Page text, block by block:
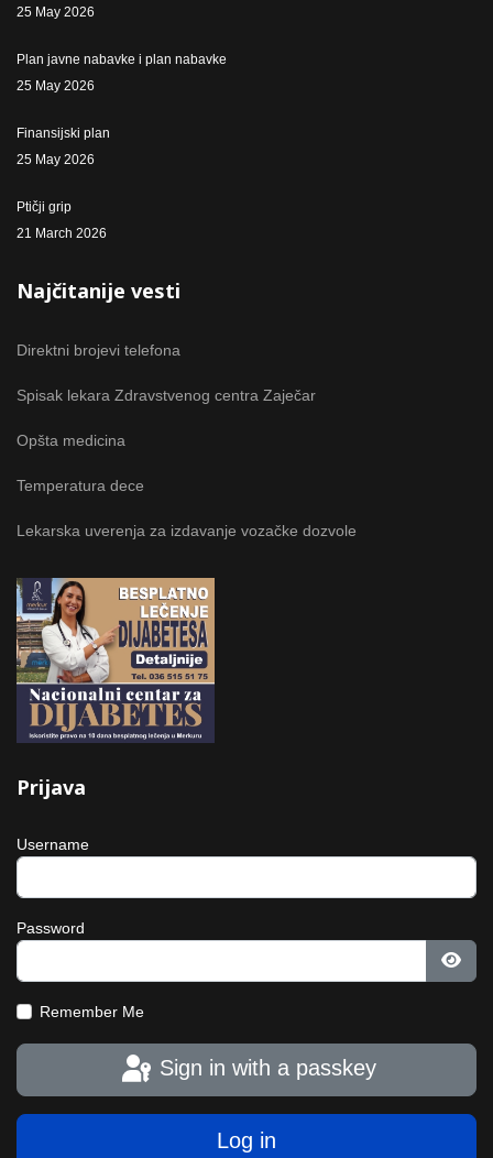
25 May 2026
Plan javne nabavke i plan nabavke
25 May 2026
Finansijski plan
25 May 2026
Ptičji grip
21 March 2026
Najčitanije vesti
Direktni brojevi telefona
Spisak lekara Zdravstvenog centra Zaječar
Opšta medicina
Temperatura dece
Lekarska uverenja za izdavanje vozačke dozvole
Prijava
Username
Password
Remember Me
Sign in with a passkey
Log in